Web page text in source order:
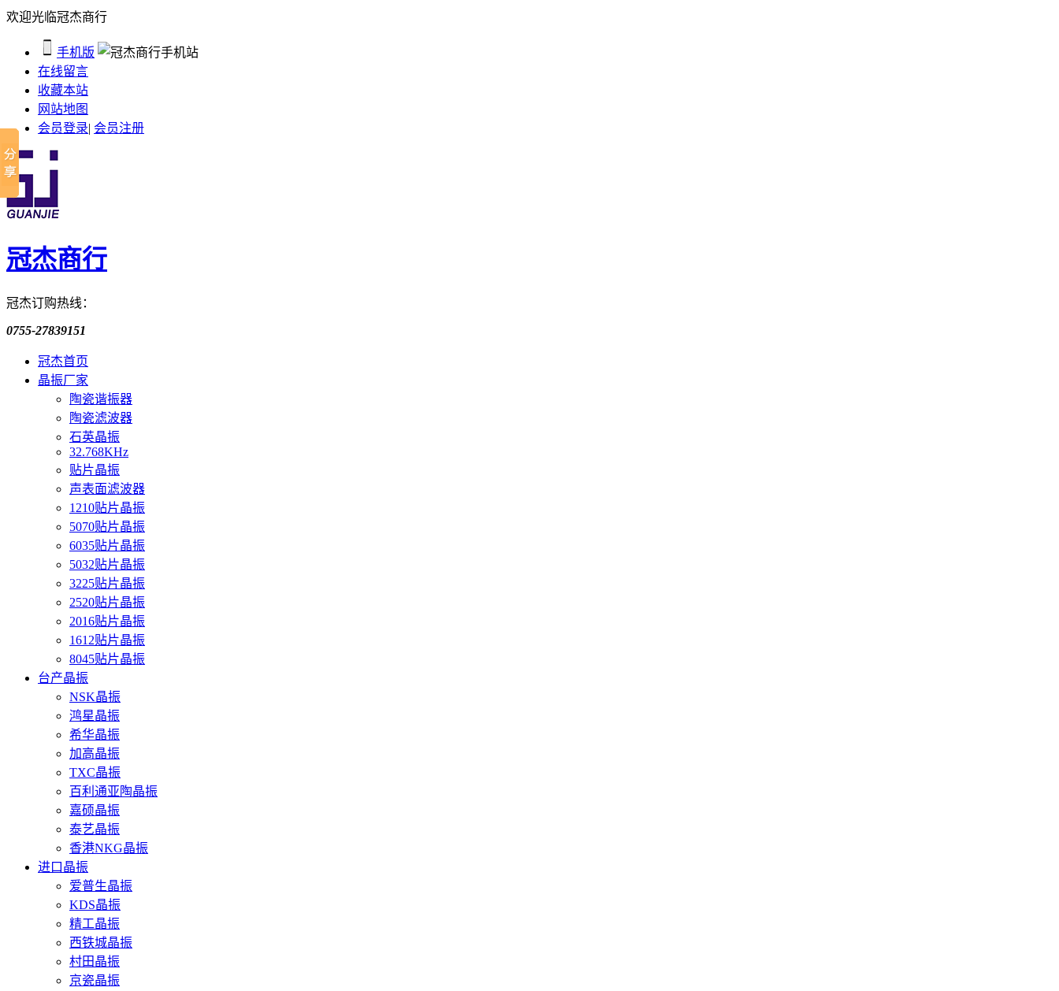
欢迎光临冠杰商行
手机版
在线留言
收藏本站
网站地图
会员登录| 会员注册
冠杰商行
冠杰订购热线：
0755-27839151
冠杰首页
晶振厂家
陶瓷谐振器
陶瓷滤波器
石英晶振
32.768KHz
贴片晶振
声表面滤波器
1210贴片晶振
5070贴片晶振
6035贴片晶振
5032贴片晶振
3225贴片晶振
2520贴片晶振
2016贴片晶振
1612贴片晶振
8045贴片晶振
台产晶振
NSK晶振
鸿星晶振
希华晶振
加高晶振
TXC晶振
百利通亚陶晶振
嘉硕晶振
泰艺晶振
香港NKG晶振
进口晶振
爱普生晶振
KDS晶振
精工晶振
西铁城晶振
村田晶振
京瓷晶振